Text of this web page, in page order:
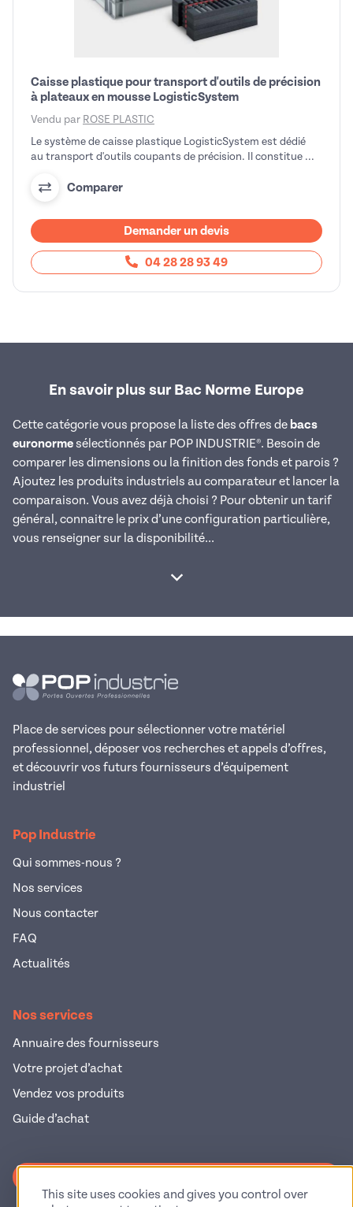
Caisse plastique pour transport d'outils de précision
à plateaux en mousse LogisticSystem
Vendu par ROSE PLASTIC
Le système de caisse plastique LogisticSystem est dédié
au transport d'outils coupants de précision. Il constitue ...
Comparer
Demander un devis
04 28 28 93 49
En savoir plus sur Bac Norme Europe
Cette catégorie vous propose la liste des offres de bacs
euronormesélectionnés par POP INDUSTRIE®. Besoin de
comparer les dimensions ou la finition des fonds et parois ?
Ajoutez les produits industriels au comparateur et lancer la
comparaison. Vous avez déjà choisi ? Pour obtenir un tarif
général, connaitre le prix d’une configuration particulière,
vous renseigner sur la disponibilité...
Afficher la suite
Place de services pour sélectionner votre matériel
professionnel, déposer vos recherches et appels d’offres,
et découvrir vos futurs fournisseurs d’équipement
industriel
Pop Industrie
Qui sommes-nous ?
Nos services
Nous contacter
FAQ
Actualités
Nos services
Annuaire des fournisseurs
Votre projet d’achat
Vendez vos produits
Guide d’achat
This site uses cookies and gives you control over